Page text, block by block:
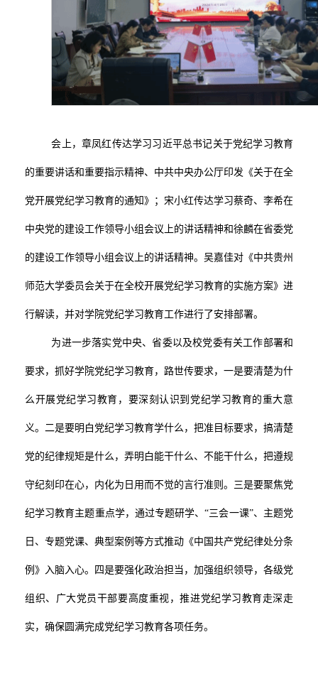
会上，章凤红传达学习习近平总书记关于党纪学习教育
的重要讲话和重要指示精神、中共中央办公厅印发《关于在全
党开展党纪学习教育的通知》；宋小红传达学习蔡奇、李希在
中央党的建设工作领导小组会议上的讲话精神和徐麟在省委党
的建设工作领导小组会议上的讲话精神。吴嘉佳对《中共贵州
师范大学委员会关于在全校开展党纪学习教育的实施方案》进
行解读，并对学院党纪学习教育工作进行了安排部署。
为进一步落实党中央、省委以及校党委有关工作部署和
要求，抓好学院党纪学习教育，路世传要求，一是要清楚为什
么开展党纪学习教育，要深刻认识到党纪学习教育的重大意
义。二是要明白党纪学习教育学什么，把准目标要求，搞清楚
党的纪律规矩是什么，弄明白能干什么、不能干什么，把遵规
守纪刻印在心，内化为日用而不觉的言行准则。三是要聚焦党
纪学习教育主题重点学，通过专题研学、“三会一课”、主题党
日、专题党课、典型案例等方式推动《中国 共产党纪律处分条
例》入脑入心。四是要强化政治担当，加强组织领导，各级党
组织、广大党员干部要高度重视，推进党纪学习教育走深走
实，确保圆满完成党纪学习教育各项任务。